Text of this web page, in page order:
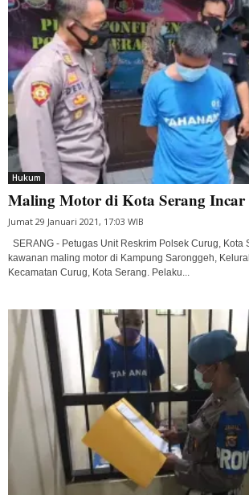
Hukum
Maling Motor di Kota Serang Incar
Jumat 29 Januari 2021, 17:03 WIB
SERANG - Petugas Unit Reskrim Polsek Curug, Kota
kawanan maling motor di Kampung Saronggeh,
Kecamatan Curug, Kota Serang. Pelaku...